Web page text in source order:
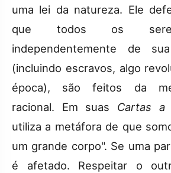
uma lei da natureza. Ele
que todos os
independentemente de
(incluindo escravos, algo
época), são feitos da
racional. Em suas Cartas a
utiliza a metáfora de que
um grande corpo". Se uma
é afetado. Respeitar o